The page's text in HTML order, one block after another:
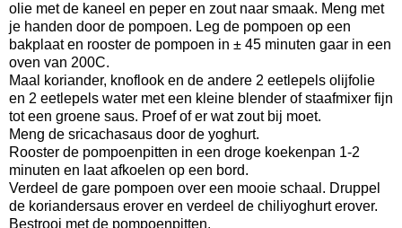
olie met de kaneel en peper en zout naar smaak. Meng met
je handen door de pompoen. Leg de pompoen op een
bakplaat en rooster de pompoen in ± 45 minuten gaar in een
oven van 200C.
Maal koriander, knoflook en de andere 2 eetlepels olijfolie
en 2 eetlepels water met een kleine blender of staafmixer fijn
tot een groene saus. Proef of er wat zout bij moet.
Meng de sricachasaus door de yoghurt.
Rooster de pompoenpitten in een droge koekenpan 1-2
minuten en laat afkoelen op een bord.
Verdeel de gare pompoen over een mooie schaal. Druppel
de koriandersaus erover en verdeel de chiliyoghurt erover.
Bestrooi met de pompoenpitten.